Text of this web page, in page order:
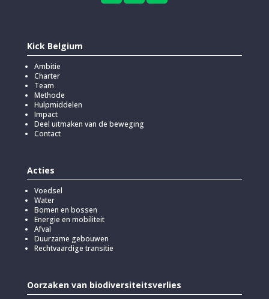
Kick Belgium
Ambitie
Charter
Team
Methode
Hulpmiddelen
Impact
Deel uitmaken van de beweging
Contact
Acties
Voedsel
Water
Bomen en bossen
Energie en mobiliteit
Afval
Duurzame gebouwen
Rechtvaardige transitie
Oorzaken van biodiversiteitsverlies